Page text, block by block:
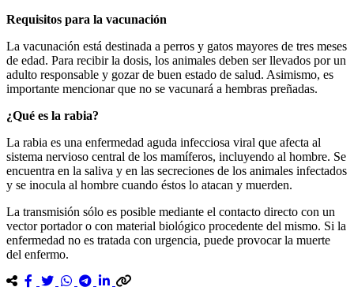
Requisitos para la vacunación
La vacunación está destinada a perros y gatos mayores de tres meses
de edad. Para recibir la dosis, los animales deben ser llevados por un
adulto responsable y gozar de buen estado de salud. Asimismo, es
importante mencionar que no se vacunará a hembras preñadas.
¿Qué es la rabia?
La rabia es una enfermedad aguda infecciosa viral que afecta al
sistema nervioso central de los mamíferos, incluyendo al hombre. Se
encuentra en la saliva y en las secreciones de los animales infectados
y se inocula al hombre cuando éstos lo atacan y muerden.
La transmisión sólo es posible mediante el contacto directo con un
vector portador o con material biológico procedente del mismo. Si la
enfermedad no es tratada con urgencia, puede provocar la muerte
del enfermo.